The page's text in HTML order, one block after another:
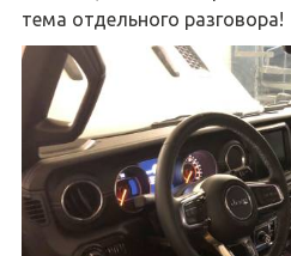
тема отдельного разговора!